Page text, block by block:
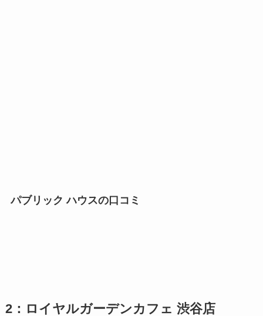
パブリック ハウスの口コミ
2：ロイヤルガーデンカフェ 渋谷店